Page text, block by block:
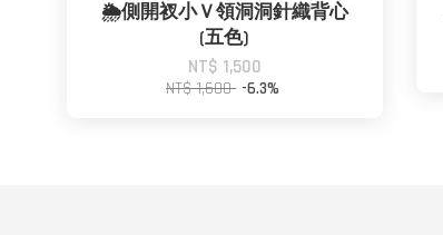
🌦️側開衩小Ｖ領洞洞針織背心
(五色)
NT$ 1,500
NT$ 1,600 -6.3%